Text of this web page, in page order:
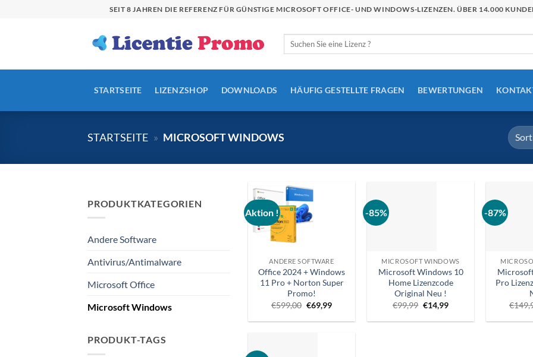
SEIT 8 JAHREN DIE REFERENZ FÜR GÜNSTIGE MICROSOFT OFFICE- UND WINDOWS-LIZENZEN. ÜBER 14.000
Suchen
STARTSEITE LIZENZSHOP DOWNLOADS HÄUFIG GESTELLTE FRAGEN BEWERTUNGEN
STARTSEITE » MICROSOFT WINDOWS
PRODUKTKATEGORIEN
Andere Software
Antivirus/Antimalware
Microsoft Office
Microsoft Windows
PRODUKT-TAGS
Aktion !
ANDERE SOFTWARE
Office 2024 + Windows
11 Pro + Norton Super
Promo!
€599,00 Ursprünglicher
Preis
war:
€69,99Aktueller
ist:
-85%
MICROSOFT WINDOWS
Microsoft Windows 10
Home Lizenzcode
Original Neu !
€99,99 Ursprünglicher
Preis
war:
€14,99Aktueller
ist:
-87%
Pro
€